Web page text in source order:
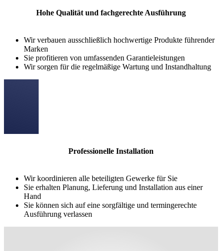
Hohe Qualität und fachgerechte Ausführung
Wir verbauen ausschließlich hochwertige Produkte führender
Marken
Sie profitieren von umfassenden Garantieleistungen
Wir sorgen für die regelmäßige Wartung und Instandhaltung
Professionelle Installation
Wir koordinieren alle beteiligten Gewerke für Sie
Sie erhalten Planung, Lieferung und Installation aus einer
Hand
Sie können sich auf eine sorgfältige und termingerechte
Ausführung verlassen